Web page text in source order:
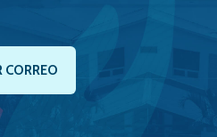
CORREO